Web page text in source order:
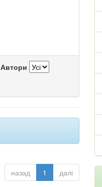
Автори
назад 1 далі